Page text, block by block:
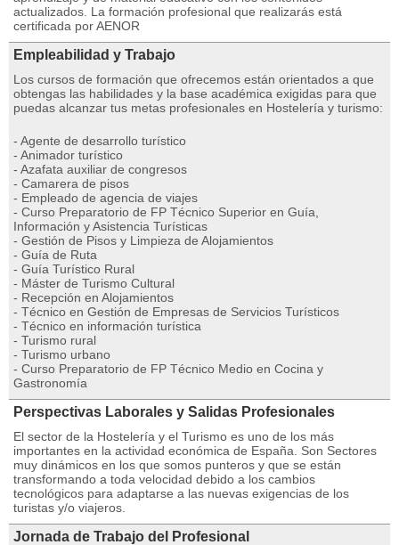
actualizados. La formación profesional que realizarás está
certificada por AENOR
Empleabilidad y Trabajo
Los cursos de formación que ofrecemos están orientados a que
obtengas las habilidades y la base académica exigidas para que
puedas alcanzar tus metas profesionales en Hostelería y turismo:
- Agente de desarrollo turístico
- Animador turístico
- Azafata auxiliar de congresos
- Camarera de pisos
- Empleado de agencia de viajes
- Curso Preparatorio de FP Técnico Superior en Guía,
Información y Asistencia Turísticas
- Gestión de Pisos y Limpieza de Alojamientos
- Guía de Ruta
- Guía Turístico Rural
- Máster de Turismo Cultural
- Recepción en Alojamientos
- Técnico en Gestión de Empresas de Servicios Turísticos
- Técnico en información turística
- Turismo rural
- Turismo urbano
- Curso Preparatorio de FP Técnico Medio en Cocina y
Gastronomía
Perspectivas Laborales y Salidas Profesionales
El sector de la Hostelería y el Turismo es uno de los más
importantes en la actividad económica de España. Son Sectores
muy dinámicos en los que somos punteros y que se están
transformando a toda velocidad debido a los cambios
tecnológicos para adaptarse a las nuevas exigencias de los
turistas y/o viajeros.
Jornada de Trabajo del Profesional